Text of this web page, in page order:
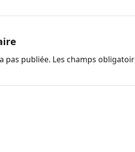
pas publiée. Les champs